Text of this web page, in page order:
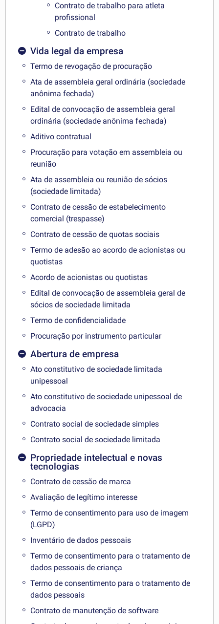
Contrato de trabalho para atleta
profissional
Contrato de trabalho
Vida legal da empresa
Termo de revogação de procuração
Ata de assembleia geral ordinária (sociedade
anônima fechada)
Edital de convocação de assembleia geral
ordinária (sociedade anônima fechada)
Aditivo contratual
Procuração para votação em assembleia ou
reunião
Ata de assembleia ou reunião de sócios
(sociedade limitada)
Contrato de cessão de estabelecimento
comercial (trespasse)
Contrato de cessão de quotas sociais
Termo de adesão ao acordo de acionistas ou
quotistas
Acordo de acionistas ou quotistas
Edital de convocação de assembleia geral de
sócios de sociedade limitada
Termo de confidencialidade
Procuração por instrumento particular
Abertura de empresa
Ato constitutivo de sociedade limitada
unipessoal
Ato constitutivo de sociedade unipessoal de
advocacia
Contrato social de sociedade simples
Contrato social de sociedade limitada
Propriedade intelectual e novas
tecnologias
Contrato de cessão de marca
Avaliação de legítimo interesse
Termo de consentimento para uso de imagem
(LGPD)
Inventário de dados pessoais
Termo de consentimento para o tratamento de
dados pessoais de criança
Termo de consentimento para o tratamento de
dados pessoais
Contrato de manutenção de software